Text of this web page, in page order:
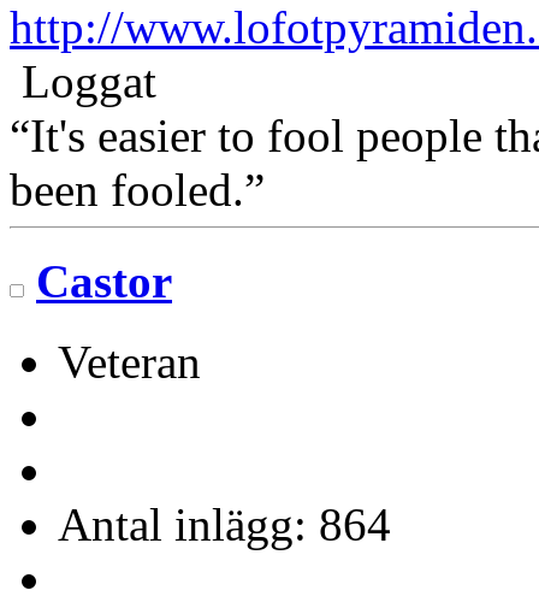
http://
Loggat
“It's easier to fool people
been fooled.”
Castor
Veteran
Antal inlägg: 864